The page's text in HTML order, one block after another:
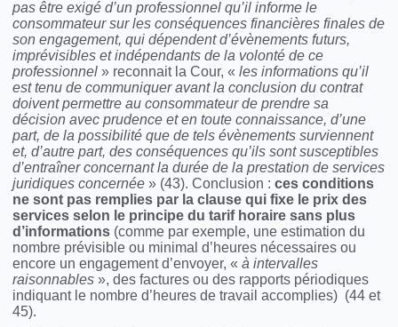
pas être exigé d’un professionnel qu’il informe le
consommateur sur les conséquences financières finales de
son engagement, qui dépendent d’évènements futurs,
imprévisibles et indépendants de la volonté de ce
professionnel » reconnait la Cour, «les informations qu’il
est tenu de communiquer avant la conclusion du contrat
doivent permettre au consommateur de prendre sa
décision avec prudence et en toute connaissance, d’une
part, de la possibilité que de tels évènements surviennent
et, d’autre part, des conséquences qu’ils sont susceptibles
d’entraîner concernant la durée de la prestation de services
juridiques concernée » (43). Conclusion :ces conditions
ne sont pas remplies par la clause qui fixe le prix des
services selon le principe du tarif horaire sans plus
d’informations (comme par exemple, une estimation du
nombre prévisible ou minimal d’heures nécessaires ou
encore un engagement d’envoyer, « à intervalles
raisonnables », des factures ou des rapports périodiques
indiquant le nombre d’heures de travail accomplies) (44 et
45).